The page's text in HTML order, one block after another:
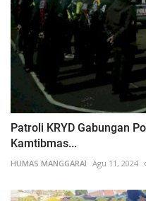
Patroli KRYD Gabungan
Kamtibmas...
HUMAS MANGGARAI Agu 11, 2024